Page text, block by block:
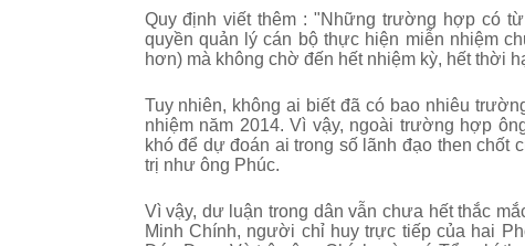
Quy định viết thêm : "Những trường hợp có
quyền quản lý cán bộ thực hiện miễn nhiệm
hơn) mà không chờ đến hết nhiệm kỳ, hết thời
Tuy nhiên, không ai biết đã có bao nhiêu
nhiệm năm 2014. Vì vậy, ngoài trường hợp
khó để dự đoán ai trong số lãnh đạo then chốt
trị như ông Phúc.
Vì vậy, dư luận trong dân vẫn chưa hết thắc
Minh Chính, người chỉ huy trực tiếp của hai